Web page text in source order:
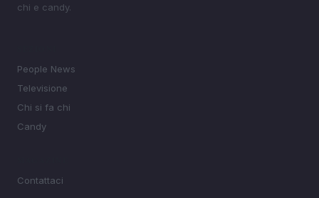
chi e candy.
People News
Televisione
Chi si fa chi
Candy
Contattaci